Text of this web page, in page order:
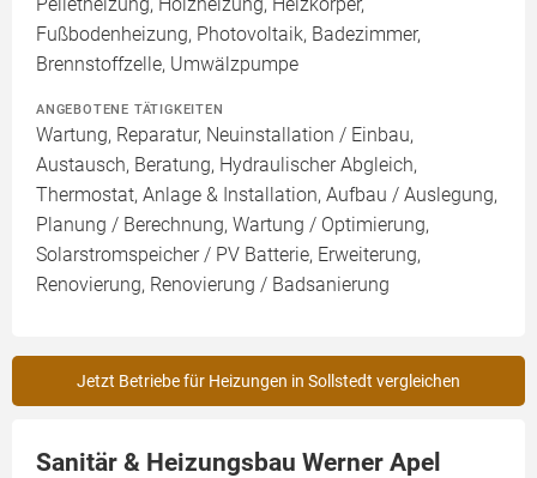
Fußbodenheizung, Photovoltaik, Badezimmer,
Brennstoffzelle, Umwälzpumpe
ANGEBOTENE TÄTIGKEITEN
Wartung, Reparatur, Neuinstallation / Einbau,
Austausch, Beratung, Hydraulischer Abgleich,
Thermostat, Anlage & Installation, Aufbau / Auslegung,
Planung / Berechnung, Wartung / Optimierung,
Solarstromspeicher / PV Batterie, Erweiterung,
Renovierung, Renovierung / Badsanierung
Jetzt Betriebe für Heizungen in Sollstedt vergleichen
Sanitär & Heizungsbau Werner Apel